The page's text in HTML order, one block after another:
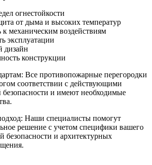
огнестойкости
от дыма и высоких температур
к механическим воздействиям
эксплуатации
дизайн
конструкции
Все противопожарные перегородки
соответствии с действующими
и имеют необходимые
Наши специалисты помогут
решение с учетом специфики вашего
безопасности и архитектурных